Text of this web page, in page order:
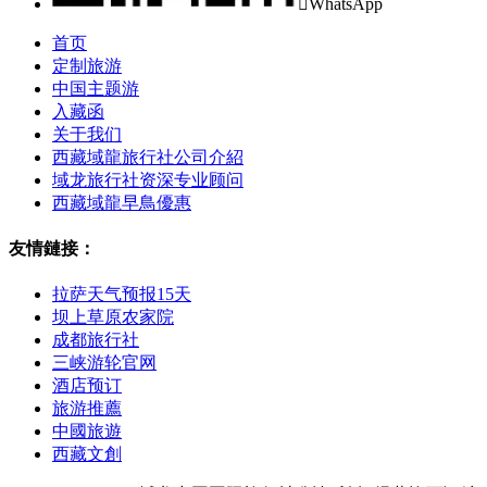
首页
定制旅游
中国主题游
入藏函
关于我们
西藏域龍旅行社公司介紹
域龙旅行社资深专业顾问
西藏域龍早鳥優惠
友情鏈接：
拉萨天气预报15天
坝上草原农家院
成都旅行社
三峡游轮官网
酒店预订
旅游推薦
中國旅遊
西藏文創